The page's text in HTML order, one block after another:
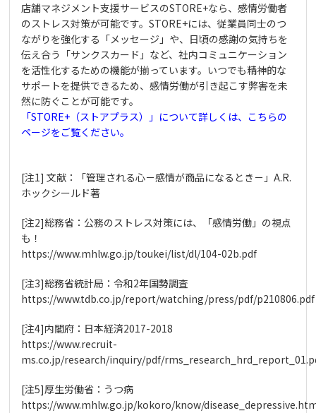
店舗マネジメント支援サービスのSTORE+なら、感情労働者
のストレス対策が可能です。STORE+には、従業員同士のつ
ながりを強化する「メッセージ」や、日頃の感謝の気持ちを
伝え合う「サンクスカード」など、社内コミュニケーション
を活性化するための機能が揃っています。いつでも精神的な
サポートを提供できるため、感情労働が引き起こす弊害を未
然に防ぐことが可能です。
「STORE+（ストアプラス）」について詳しくは、こちらの
ページをご覧ください。
[注1] 文献：「管理される心－感情が商品になるとき－」A.R.
ホックシールド著
[注2]総務省：公務のストレス対策には、「感情労働」の視点
も！
https://www.mhlw.go.jp/toukei/list/dl/104-02b.pdf
[注3]総務省統計局：令和2年国勢調査
https://www.tdb.co.jp/report/watching/press/pdf/p210806.pdf
[注4]内閣府：日本経済2017-2018
https://www.recruit-
ms.co.jp/research/inquiry/pdf/
[注5]厚生労働省：うつ病
https://www.mhlw.go.jp/kokoro/know/